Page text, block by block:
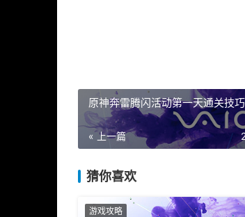
原神奔雷腾闪活动第一天通关技
« 上一篇
猜你喜欢
游戏攻略